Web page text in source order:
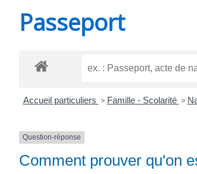
ROGATIEN
Passeport
Accueil particuliers > Famille - Scolarité >
Question-réponse
Comment prouver qu'on